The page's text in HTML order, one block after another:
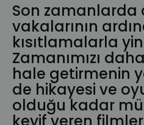
Son zamanlarda
vakalarının
kısıtlamalarla
Zamanımızı
hale getirmenin
de hikayesi ve
olduğu kadar